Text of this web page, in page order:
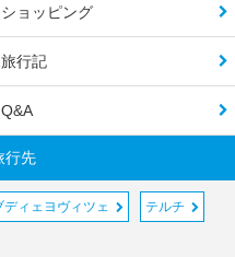
ショッピング
旅行記
Q&A
行先
ィェヨヴィツェ テルチ